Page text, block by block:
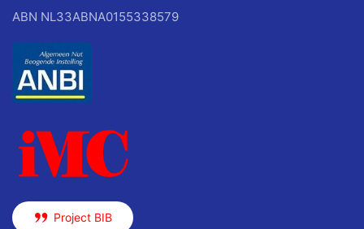
ABN NL33ABNA0155338579
Project BIB